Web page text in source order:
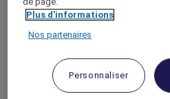
Plus d'informations
Nos partenaires
Personnaliser